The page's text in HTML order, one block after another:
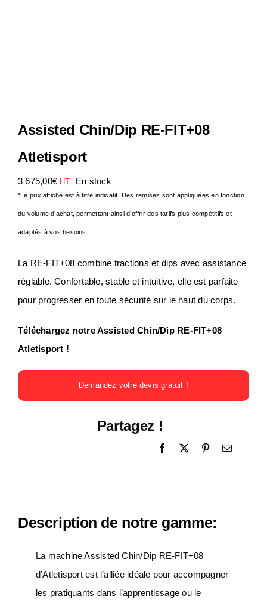
Assisted Chin/Dip RE-FIT+08
Atletisport
3 675,00€ HT En stock
*Le prix affiché est à titre indicatif. Des remises sont appliquées en fonction
du volume d’achat, permettant ainsi d’offrir des tarifs plus compétitifs et
adaptés à vos besoins.
La RE-FIT+08 combine tractions et dips avec assistance
réglable. Confortable, stable et intuitive, elle est parfaite
pour progresser en toute sécurité sur le haut du corps.
Téléchargez notre Assisted Chin/Dip RE-FIT+08
Atletisport !
Demandez votre devis gratuit !
Partagez !
Description de notre gamme:
La machine Assisted Chin/Dip RE-FIT+08
d’Atletisport est l’alliée idéale pour accompagner
les pratiquants dans l’apprentissage ou le